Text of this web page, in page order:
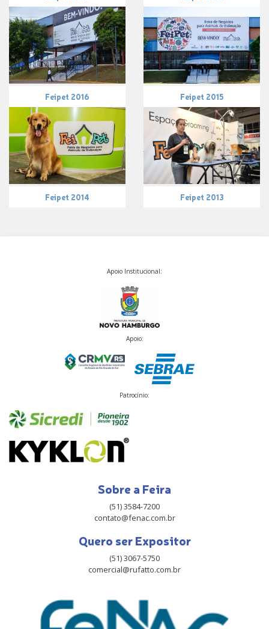
Feipet 2016 Feipet 2015
Feipet 2014 Feipet 2013
Apoio Institucional:
Apoio:
Patrocínio:
Sobre a Feira
(51) 3584-7200
contato@fenac.com.br
Quero ser Expositor
(51) 3067-5750
comercial@rufatto.com.br